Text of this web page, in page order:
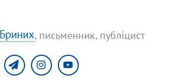
, письменник, публіцист